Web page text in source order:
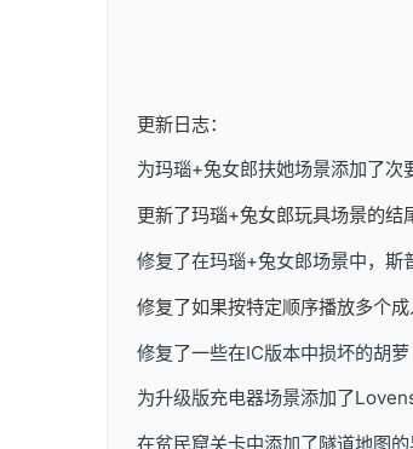
更新日志：
为玛瑙+兔女郎扶她场景添加了次
更新了玛瑙+兔女郎玩具场景的结
修复了在玛瑙+兔女郎场景中，斯
修复了如果按特定顺序播放多个
修复了一些在IC版本中损坏的胡
为升级版充电器场景添加了
在贫民窟关卡中添加了隧道地图